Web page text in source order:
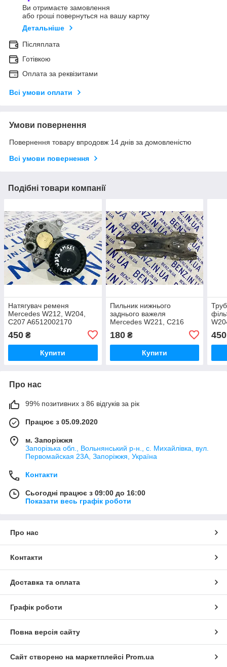
Ви отримаєте замовлення
або гроші повернуться на вашу картку
Детальніше
Післяплата
Готівкою
Оплата за реквізитами
Всі умови оплати
Умови повернення
Повернення товару впродовж 14 днів за домовленістю
Всі умови повернення
Подібні товари компанії
Натягувач ременя
Mercedes W212, W204,
C207 A6512002170
450 ₴
Купити
Пильник нижнього
заднього важеля
Mercedes W221, C216
180₴
Купити
450
Про нас
99% позитивних з 86 відгуків за рік
Працює з 05.09.2020
м. Запоріжжя
Запорізька обл., Вольнянський р-н., с. Михайлівка, вул.
Первомайская 23А, Запоріжжя, Україна
Контакти
Сьогодні працює з 09:00 до 16:00
Показати весь графік роботи
Про нас
Контакти
Доставка та оплата
Графік роботи
Повна версія сайту
Сайт створено на маркетплейсі Prom.ua